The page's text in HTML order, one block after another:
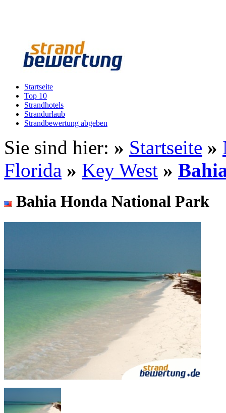
Startseite
Top 10
Strandhotels
Strandurlaub
Strandbewertung abgeben
Sie sind hier: » Startseite »
Florida » Key West »
Bahia Honda National Park